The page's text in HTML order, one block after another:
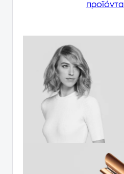
προϊόντα